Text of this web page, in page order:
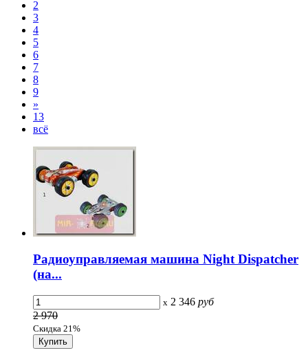
2
3
4
5
6
7
8
9
»
13
всё
Радиоуправляемая машина Night Dispatcher
(на...
x 2 346 руб
2 970
Скидка 21%